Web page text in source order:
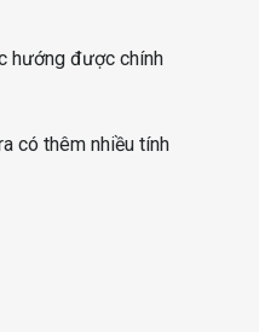
hướng được chính
có thêm nhiều tính